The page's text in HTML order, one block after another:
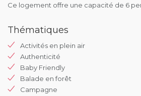
Ce logement offre une capacité de 6
Thématiques
Activités en plein air
Authenticité
Baby Friendly
Balade en forêt
Campagne